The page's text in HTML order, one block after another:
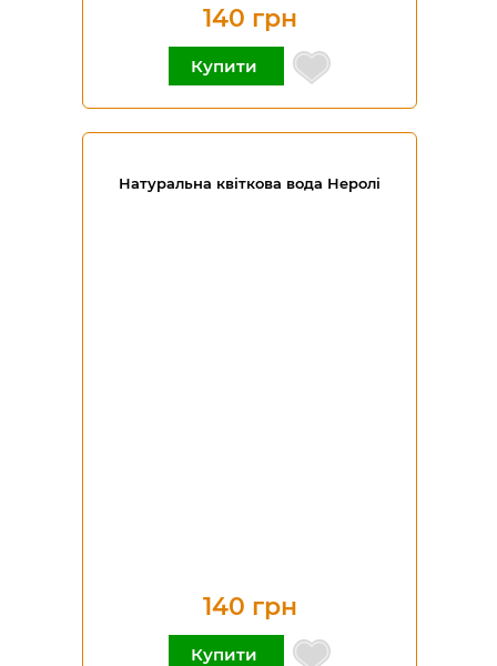
140 грн
Купити
Натуральна квіткова вода Неролі
140 грн
Купити